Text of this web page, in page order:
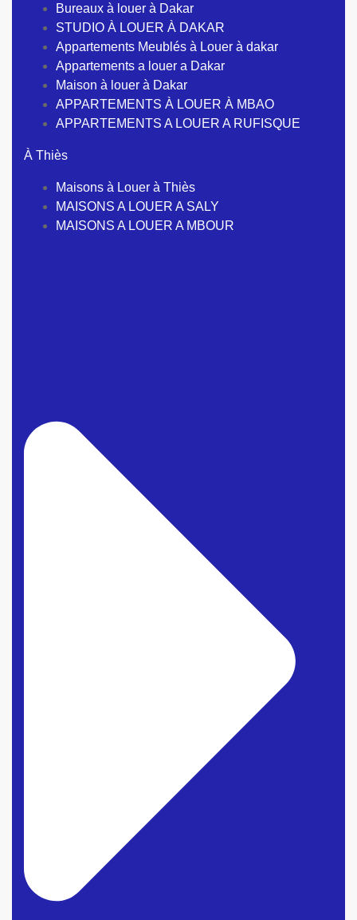
Bureaux à louer à Dakar
STUDIO À LOUER À DAKAR
Appartements Meublés à Louer à dakar
Appartements a louer a Dakar
Maison à louer à Dakar
APPARTEMENTS À LOUER À MBAO
APPARTEMENTS A LOUER A RUFISQUE
À Thiès
Maisons à Louer à Thiès
MAISONS A LOUER A SALY
MAISONS A LOUER A MBOUR